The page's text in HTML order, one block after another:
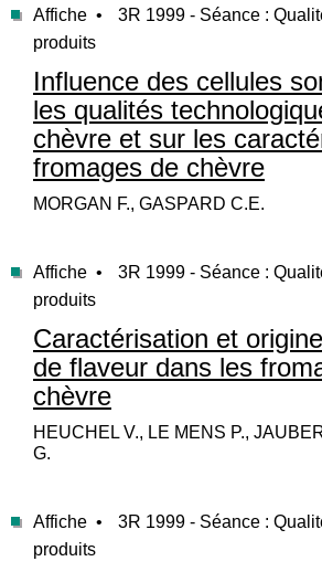
Affiche •
3R 1999 - Séance :
produits
Influence des cellules
les qualités
chèvre et sur les
fromages de chèvre
MORGAN F., GASPARD C.E.
Affiche •
3R 1999 - Séance :
produits
Caractérisation et
de flaveur dans les
chèvre
HEUCHEL V., LE MENS P.,
G.
Affiche •
3R 1999 - Séance :
produits